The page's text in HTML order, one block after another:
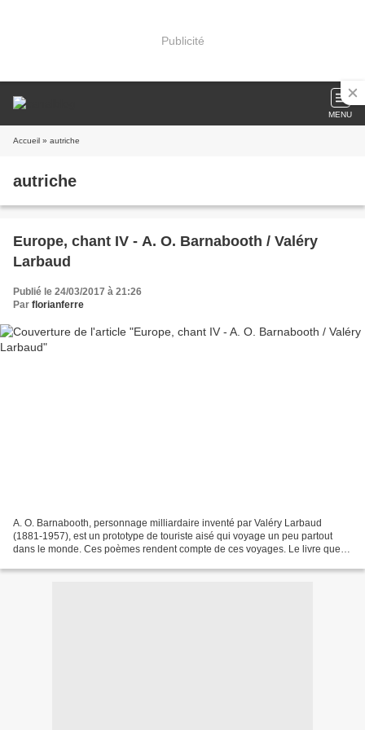
Publicité
MENU
Accueil » autriche
autriche
Europe, chant IV - A. O. Barnabooth / Valéry
Larbaud
Publié le 24/03/2017 à 21:26
Par florianferre
A. O. Barnabooth, personnage milliardaire inventé par Valéry Larbaud
(1881-1957), est un prototype de touriste aisé qui voyage un peu partout
dans le monde. Ces poèmes rendent compte de ces voyages. Le livre que